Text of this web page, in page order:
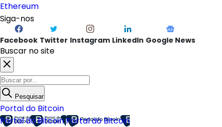
Ethereum
Siga-nos
Facebook Twitter Instagram LinkedIn Google News
Buscar no site
Pesquisar
Portal do Bitcoin
Portal do BitcoinPortal do Bitcoin